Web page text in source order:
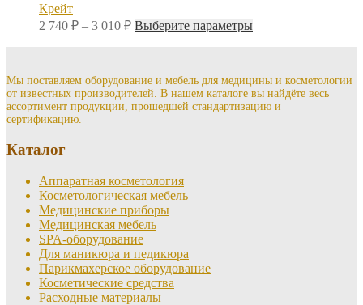
странице
Крейт
2 740 ₽ – 3 010 ₽Диапазон
–
3
010 ₽
Выберите параметрыЭтот
вариаций.
Опции
можно
Мы поставляем оборудование и мебель для медицины и косметологии
от известных производителей. В нашем каталоге вы найдёте весь
ассортимент продукции, прошедшей стандартизацию и
сертификацию.
Каталог
Аппаратная косметология
Косметологическая мебель
Медицинские приборы
Медицинская мебель
SPA-оборудование
Для маникюра и педикюра
Парикмахерское оборудование
Косметические средства
Расходные материалы